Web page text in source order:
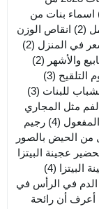
اسماء بنات من
(2)
انقاص الوزن
في المنزل (2)
والأشهر (2)
التلقيح (3)
للبنات (3)
مثل المجاري
(4)
رجيم
من الحيض بالصور
عجينة البيتزا
البيتزا (4)
في الرأس في
أن رائحة